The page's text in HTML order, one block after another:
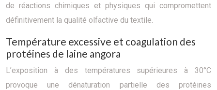
de réactions chimiques et physiques qui compromettent
définitivement la qualité olfactive du textile.
Température excessive et coagulation des
protéines de laine angora
L’exposition à des températures supérieures à 30°C
provoque une dénaturation partielle des protéines